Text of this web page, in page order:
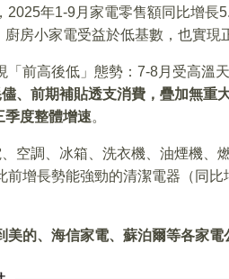
2025年1-9月家電零售額同比增長
房小家電受益於低基數，也實現
「前高後低」態勢：7-8月受高溫
、前期補貼透支消費，疊加無重
季度整體增速。
空調、冰箱、洗衣機、油煙機、
前增長勢能強勁的清潔電器（同比
美的、海信家電、蘇泊爾等各家電